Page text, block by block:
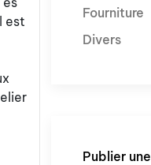
est
Fourniture
Divers
Publier